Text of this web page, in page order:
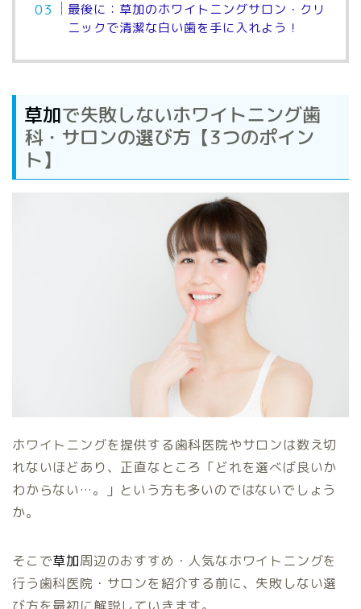
最後に：草加のホワイトニングサロン・クリ
ニックで清潔な白い歯を手に入れよう！
草加で失敗しないホワイトニング歯
科・サロンの選び方【3つのポイン
ト】
ホワイトニングを提供する歯科医院やサロンは数え切
れないほどあり、正直なところ「どれを選べば良いか
わからない…。」という方も多いのではないでしょう
か。
そこで草加周辺のおすすめ・人気なホワイトニングを
行う歯科医院・サロンを紹介する前に、失敗しない選